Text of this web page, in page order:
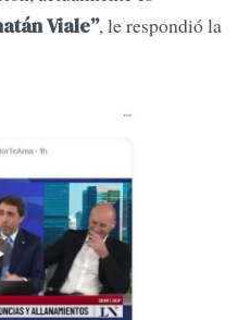
Viale”, le respondió la